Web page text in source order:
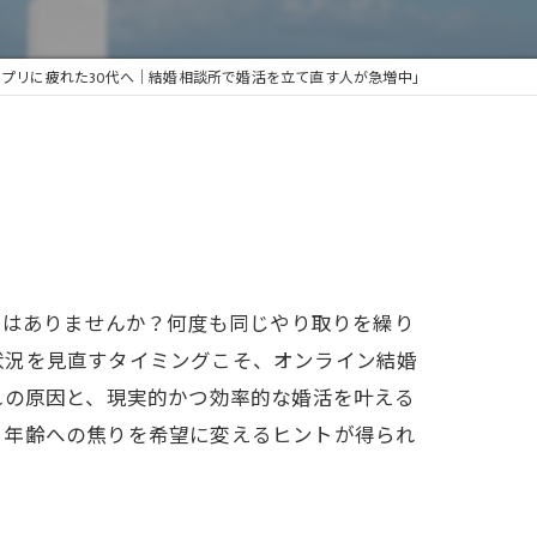
リに疲れた30代へ｜結婚相談所で婚活を立て直す人が急増中」
ありませんか？何度も同じやり取りを繰り
を見直すタイミングこそ、オンライン結婚
原因と、現実的かつ効率的な婚活を叶える
齢への焦りを希望に変えるヒントが得られ